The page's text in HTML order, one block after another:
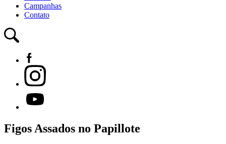
Campanhas
Contato
Figos Assados no Papillote